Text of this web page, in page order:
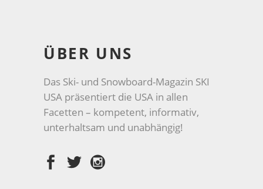
ÜBER UNS
Das Ski- und Snowboard-Magazin SKI
USA präsentiert die USA in allen
Facetten – kompetent, informativ,
unterhaltsam und unabhängig!